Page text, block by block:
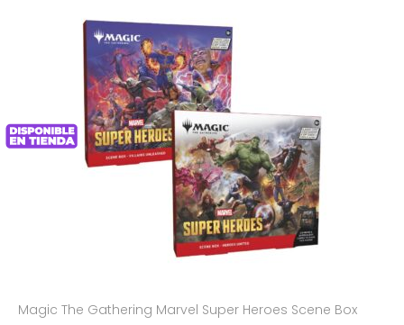
Magic The Gathering Marvel Super Heroes Scene Box